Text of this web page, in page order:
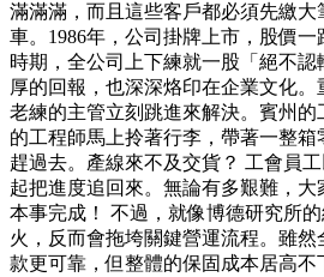
滿滿滿，而且這些客戶都必須先繳
車。1986年，公司掛牌上市，股價
時期，全公司上下練就一股「絕不
厚的回報，也深深烙印在企業文化。
老練的主管立刻跳進來解決。賓州的
的工程師馬上拎著行李，帶著一整
趕過去。產線來不及交貨？ 工會員
起把進度追回來。無論有多艱難，
本事完成！ 不過，就像博德研究所
火，反而會拖垮關鍵營運流程。雖然
款更可靠，但整體的保固成本居高不